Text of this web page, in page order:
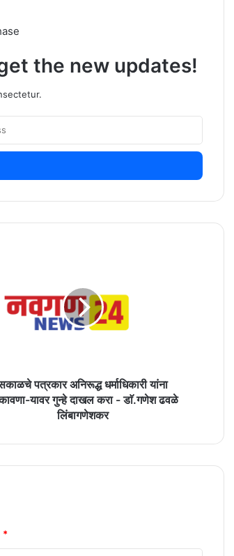
the new updates!
पत्रकार अनिरूद्ध धर्माधिकारी यांना
यावर गुन्हे दाखल करा - डाॅ.गणेश ढवळे
लिंबागणेशकर
*